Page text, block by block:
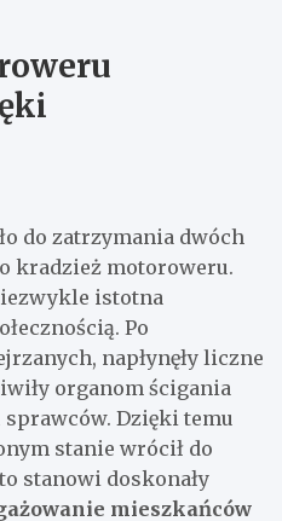
do zatrzymania dwóch
kradzież motoroweru.
istotna
Po
napłynęły liczne
organom ścigania
Dzięki temu
stanie wrócił do
stanowi doskonały
mieszkańców